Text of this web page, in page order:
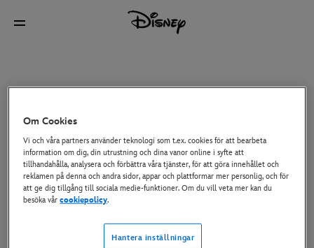
Om Cookies
Vi och våra partners använder teknologi som t.ex. cookies för att bearbeta
information om dig, din utrustning och dina vanor online i syfte att
tillhandahålla, analysera och förbättra våra tjänster, för att göra innehållet och
reklamen på denna och andra sidor, appar och plattformar mer personlig, och för
att ge dig tillgång till sociala medie-funktioner. Om du vill veta mer kan du
besöka vårcookiepolicy.
Hantera inställningar